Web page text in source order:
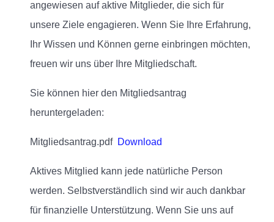
angewiesen auf aktive Mitglieder, die sich für
unsere Ziele engagieren. Wenn Sie Ihre Erfahrung,
Ihr Wissen und Können gerne einbringen möchten,
freuen wir uns über Ihre Mitgliedschaft.
Sie können hier den Mitgliedsantrag
heruntergeladen:
Mitgliedsantrag.pdf Download
Aktives Mitglied kann jede natürliche Person
werden. Selbstverständlich sind wir auch dankbar
für finanzielle Unterstützung. Wenn Sie uns auf